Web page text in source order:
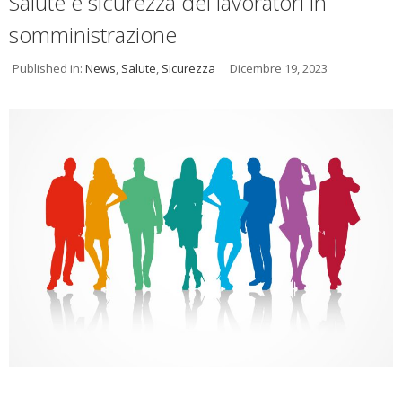
somministrazione
Published in: News, Salute, Sicurezza Dicembre 19, 2023